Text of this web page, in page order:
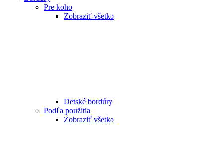
Pre koho
Zobraziť všetko
Detské bordúry
Podľa použitia
Zobraziť všetko